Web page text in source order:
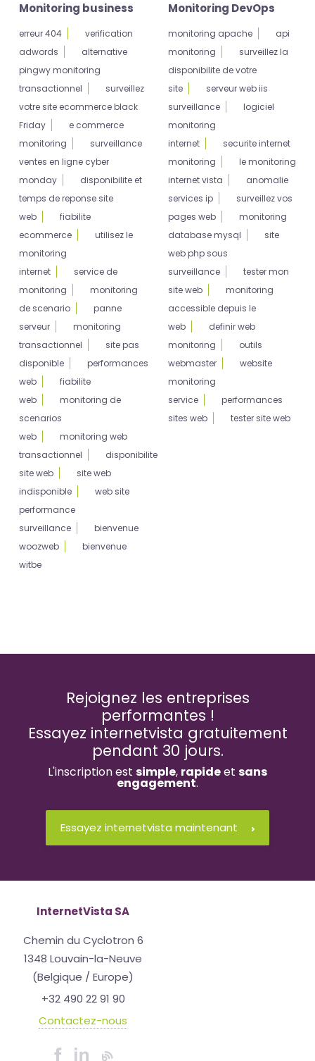
Monitoring business
erreur 404
verification
adwords
alternative
pingwy monitoring
transactionnel
surveillez
votre site ecommerce black
Friday
e commerce
monitoring
surveillance
ventes en ligne cyber
monday
disponibilite et
temps de reponse site
web
fiabilite
ecommerce
utilisez le
monitoring
internet
service de
monitoring
monitoring
de scenario
panne
serveur
monitoring
transactionnel
site pas
disponible
performances
web
fiabilite
web
monitoring de
scenarios
web
monitoring web
transactionnel
disponibilite
site web
site web
indisponible
web site
performance
surveillance
bienvenue
woozweb
bienvenue
witbe
Monitoring DevOps
monitoring apache
api
monitoring
surveillez la
disponibilite de votre
site
serveur web iis
surveillance
logiciel
monitoring
internet
securite internet
monitoring
le monitoring
internet vista
anomalie
services ip
surveillez vos
pages web
monitoring
database mysql
site
web php sous
surveillance
tester mon
site web
monitoring
accessible depuis le
web
definir web
monitoring
outils
webmaster
website
monitoring
service
performances
sites web
tester site web
Rejoignez les entreprises
performantes !
Essayez internetvista gratuitement
pendant 30 jours.
L'inscription est simple, rapideet sans
engagement.
Essayez internetvista maintenant
InternetVista SA
Chemin du Cyclotron 6
1348 Louvain-la-Neuve
(Belgique / Europe)
+32 490 22 91 90
Contactez-nous